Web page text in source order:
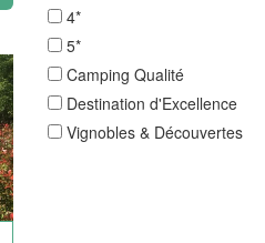
4*
5*
Camping Qualité
Destination d'Excellence
Vignobles & Découvertes